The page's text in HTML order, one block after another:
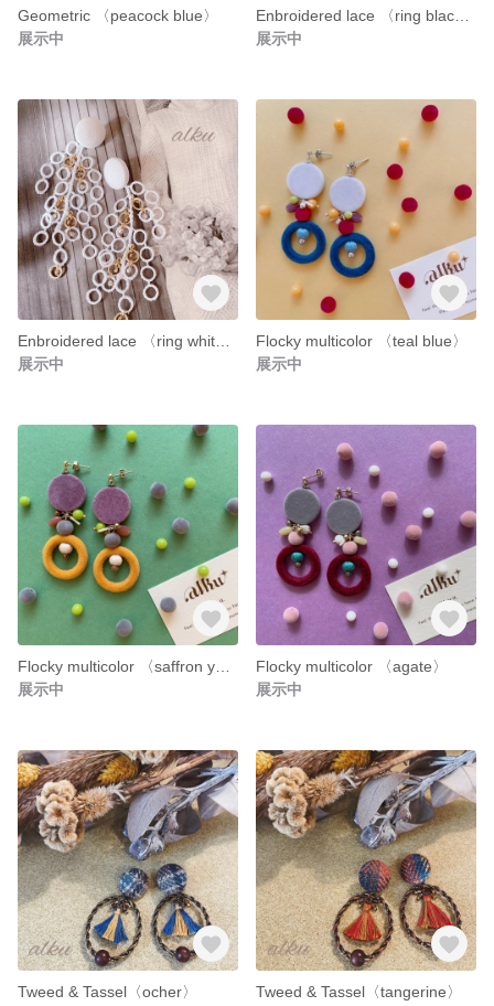
Geometric 〈peacock blue〉
展示中
展示中
展示中
Flocky multicolor 〈teal blue〉
展示中
展示中
Flocky multicolor 〈agate〉
展示中
Tweed & Tassel〈ocher〉
Tweed & Tassel〈tangerine〉